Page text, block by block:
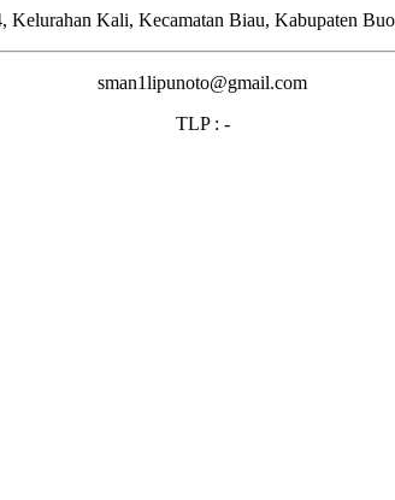
Kali, Kecamatan Biau, Kabupaten
sman1lipunoto@gmail.com
TLP : -